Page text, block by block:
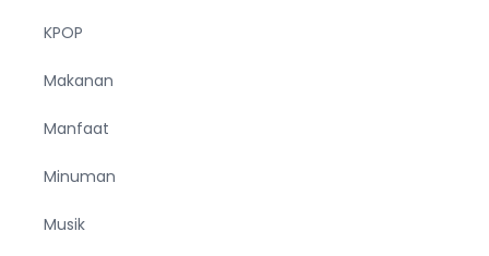
KPOP
Makanan
Manfaat
Minuman
Musik